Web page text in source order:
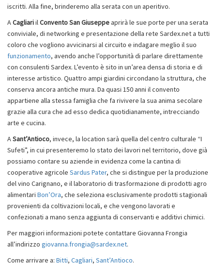
iscritti. Alla fine, brinderemo alla serata con un aperitivo.
ACagliariilConvento San Giuseppeaprirà le sue porte per una serata
conviviale, di networking e presentazione della rete Sardex.net a tutti
coloro che vogliono avvicinarsi al circuito e indagare meglio il suo
funzionamento, avendo anche l’opportunità di parlare direttamente
con consulenti Sardex. L’evento è sito in un’area densa di storia e di
interesse artistico. Quattro ampi giardini circondano la struttura, che
conserva ancora antiche mura. Da quasi 150 anni il convento
appartiene alla stessa famiglia che fa rivivere la sua anima secolare
grazie alla cura che ad esso dedica quotidianamente, intrecciando
arte e cucina.
ASant’Antioco, invece, la location sarà quella del centro culturale “I
Sufeti”, in cui presenteremo lo stato dei lavori nel territorio, dove già
possiamo contare su aziende in evidenza come la cantina di
cooperative agricole Sardus Pater, che si distingue per la produzione
del vino Carignano, e il laboratorio di trasformazione di prodotti agro
alimentari Bon’Ora, che seleziona esclusivamente prodotti stagionali
provenienti da coltivazioni locali, e che vengono lavorati e
confezionati a mano senza aggiunta di conservanti e additivi chimici.
Per maggiori informazioni potete contattare Giovanna Frongia
all’indirizzo giovanna.frongia@sardex.net.
Come arrivare a: Bitti, Cagliari, Sant’Antioco.